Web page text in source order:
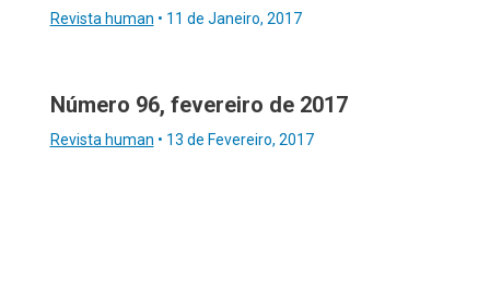
Revista human • 11 de Janeiro, 2017
Número 96, fevereiro de 2017
Revista human • 13 de Fevereiro, 2017